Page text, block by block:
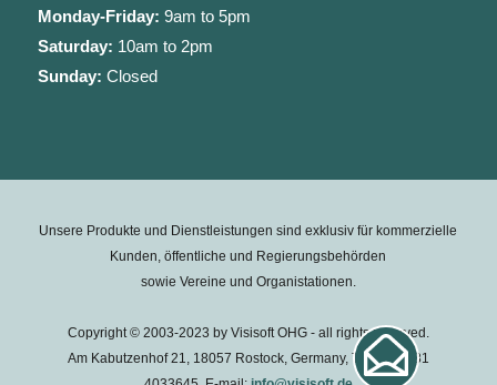
Monday-Friday: 9am to 5pm
Saturday: 10am to 2pm
Sunday: Closed
Unsere Produkte und Dienstleistungen sind exklusiv für kommerzielle
Kunden, öffentliche und Regierungsbehörden
sowie Vereine und Organistationen.
Copyright © 2003-2023 by Visisoft OHG - all rights reserved.
Am Kabutzenhof 21, 18057 Rostock, Germany, Tel.: +49 381